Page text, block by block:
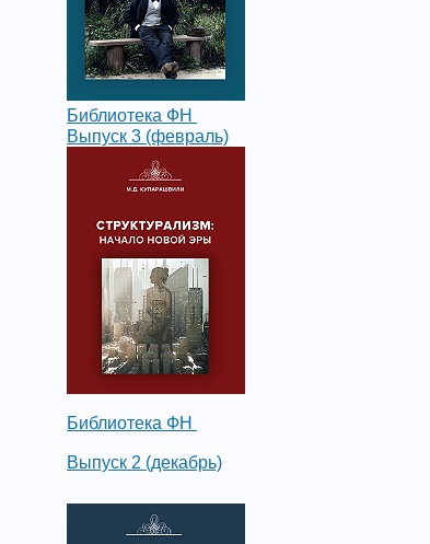
Библиотека ФН
Выпуск 3 (февраль)
Библиотека ФН
Выпуск 2 (декабрь)